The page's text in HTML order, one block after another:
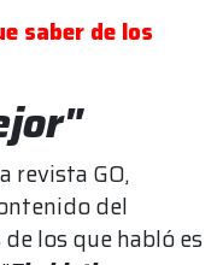
saber de los
revista GO,
del
los que habló es